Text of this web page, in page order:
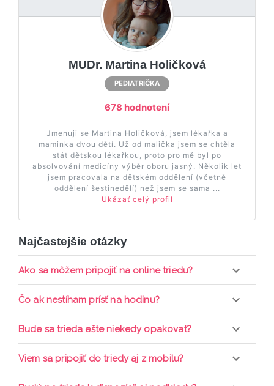
MUDr. Martina Holičková
PEDIATRIČKA
678 hodnotení
Jmenuji se Martina Holičková, jsem lékařka a
maminka dvou dětí. Už od malička jsem se chtěla
stát dětskou lékařkou, proto pro mě byl po
absolvování medicíny výběr oboru jasný. Několik let
jsem pracovala na dětském oddělení (včetně
oddělení šestinedělí) než jsem se sama ...
Ukázať celý profil
Najčastejšie otázky
Ako sa môžem pripojiť na online triedu?
Pripojenie do online triedy prebieha priamo cez
prihlásiť do triedy.
Čo ak nestíham prísť na hodinu?
Každá trieda sa nahráva a je k dispozícií po dobu 7
Bude sa trieda ešte niekedy opakovať?
Triedy sa priebežne opakujú, stačí sledovať ponuku
Viem sa pripojiť do triedy aj z mobilu?